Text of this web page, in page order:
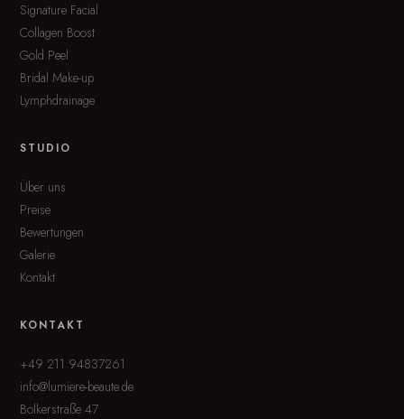
Signature Facial
Collagen Boost
Gold Peel
Bridal Make-up
Lymphdrainage
STUDIO
Über uns
Preise
Bewertungen
Galerie
Kontakt
KONTAKT
+49 211 94837261
info@lumiere-beaute.de
Bolkerstraße 47